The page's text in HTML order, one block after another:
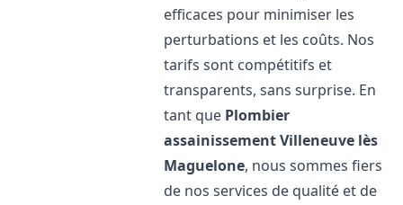
efficaces pour minimiser les
perturbations et les coûts. Nos
tarifs sont compétitifs et
transparents, sans surprise. En
tant que Plombier
assainissementVilleneuve lès
Maguelone, nous sommes fiers
de nos services de qualité et de